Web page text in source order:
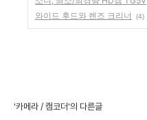
와이드 후드와 렌즈 크리너 (4)
'카메라 / 캠코더'의 다른글